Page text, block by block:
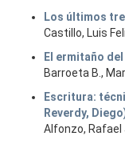
Los últimos
Castillo, Luis
El ermitaño
Barroeta B.,
Escritura:
Reverdy,
Alfonzo, Rafael